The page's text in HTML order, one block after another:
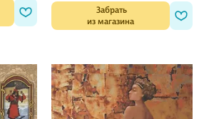
Забрать
из магазина